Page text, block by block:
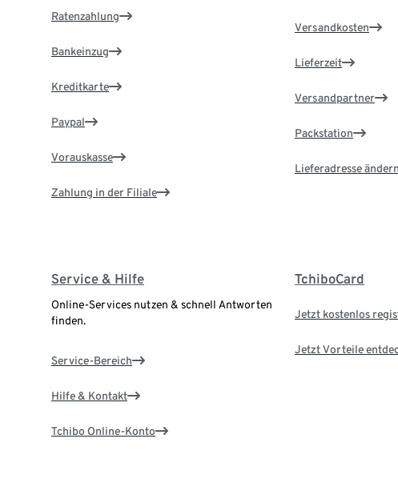
Ratenzahlung
Bankeinzug
Kreditkarte
Paypal
Vorauskasse
Zahlung in der Filiale
Versandkosten
Lieferzeit
Versandpartner
Packstation
Lieferadresse ändern
Service & Hilfe
Online-Services nutzen & schnell Antworten
finden.
Service-Bereich
Hilfe & Kontakt
Tchibo Online-Konto
TchiboCard
Jetzt kostenlos
Jetzt Vorteile